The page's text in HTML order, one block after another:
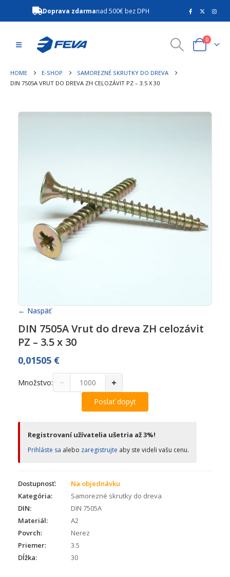
Doprava zdarmanad 500€ bez DPH
0
HOME E-SHOP
SAMOREZNÉ SKRUTKY DO DREVA
DIN 7505A VRUT DO DREVA ZH CELOZÁVIT PZ – 3.5 X 30
← Naspäť
DIN 7505A Vrut do dreva ZH celozávit
PZ – 3.5 x 30
0,01505 €
Množstvo: − +
Poslať dopyt
Registrovaní užívatelia ušetria až 3%!
Prihláste sa alebo zaregistrujte aby ste videli vašu cenu.
Dostupnosť:
Na objednávku
Kategória:
Samorezné skrutky do dreva
DIN:
DIN 7505A
Materiál:
A2
Povrch:
Nerez
Priemer:
3.5
Dĺžka:
30